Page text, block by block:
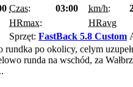
Czas: 03:00 km/h:
HRmax:
HRavg
Sprzęt: FastBack 5.8 Custom
po okolicy, celym
runda na wschód, za